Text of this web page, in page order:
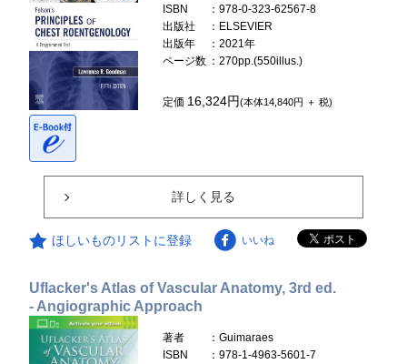
ISBN
：978-0-323-62567-8
出版社
：ELSEVIER
出版年
：2021年
ページ数 ：270pp.(550illus.)
定価 16,324円(本体14,840円 ＋ 税)
詳しく見る
ほしいものリストに登録 いいね
Uflacker's Atlas of Vascular Anatomy, 3rd ed.
- Angiographic Approach
著者
：Guimaraes
ISBN
：978-1-4963-5601-7